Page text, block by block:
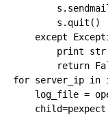
        s.quit()
except
print
return
for server_ip in
log_file =